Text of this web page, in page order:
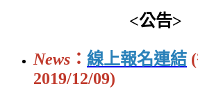
<公告>
News ： 線上報名連結
2019/12/09)